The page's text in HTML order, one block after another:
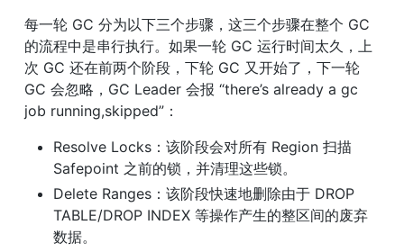
每一轮 GC 分为以下三个步骤，这三个步骤在整个 GC
的流程中是串行执行。如果一轮 GC 运行时间太久，上
次 GC 还在前两个阶段，下轮 GC 又开始了，下一轮
GC 会忽略，GC Leader 会报 “there’s already a gc
job running,skipped”：
Resolve Locks：该阶段会对所有 Region 扫描
Safepoint 之前的锁，并清理这些锁。
Delete Ranges：该阶段快速地删除由于 DROP
TABLE/DROP INDEX 等操作产生的整区间的废弃
数据。